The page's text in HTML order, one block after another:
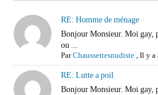
RE: Homme de ménage
Bonjour Monsieur. Moi gay,
ou ...
ParChaussettesnudiste,Il y a
RE: Lutte a poil
Bonjour Monsieur. Moi gay,